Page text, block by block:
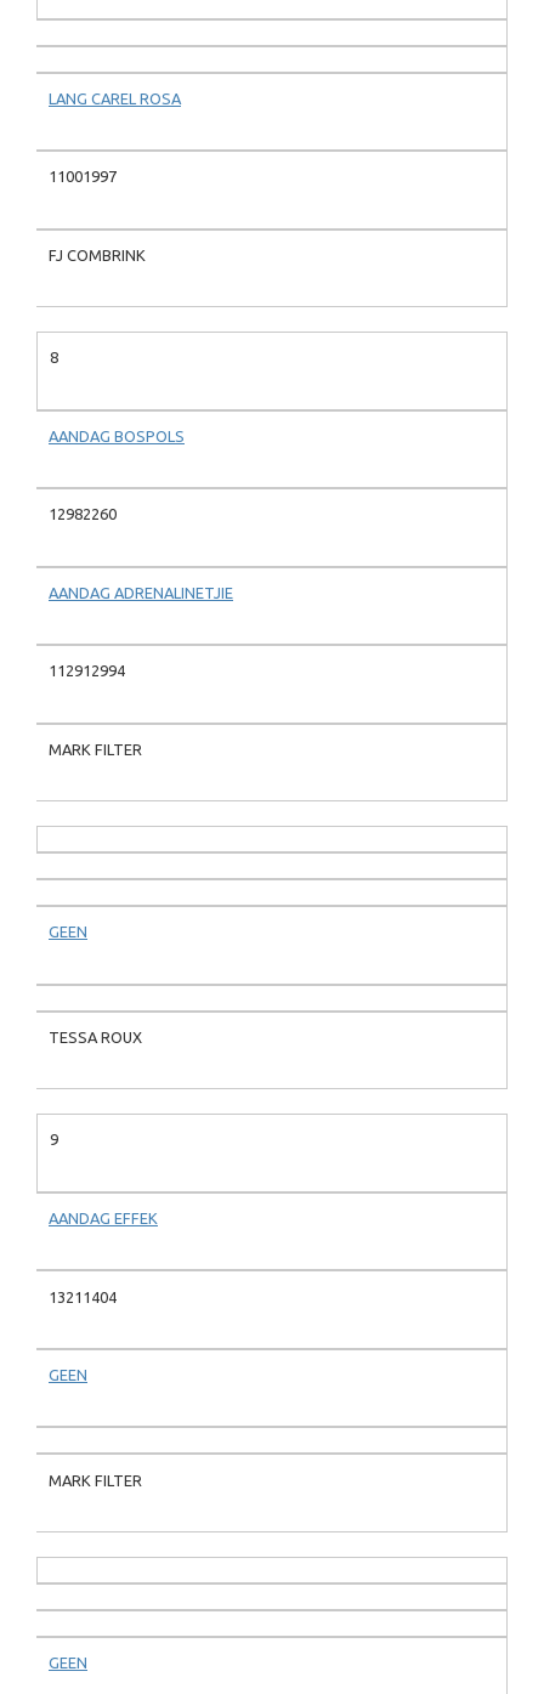
LANG CAREL ROSA
11001997
FJ COMBRINK
8
AANDAG BOSPOLS
12982260
AANDAG ADRENALINETJIE
112912994
MARK FILTER
GEEN
TESSA ROUX
9
AANDAG EFFEK
13211404
GEEN
MARK FILTER
GEEN